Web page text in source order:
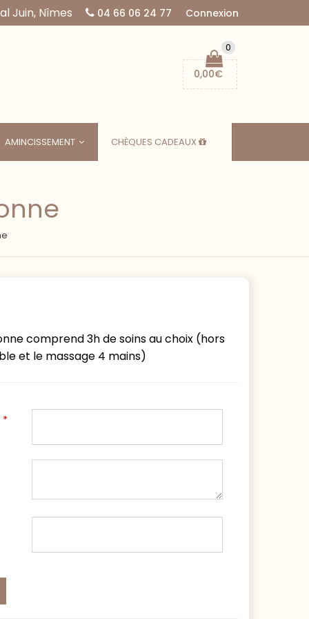
Connexion
Juin, Nîmes 04 66 06 24 77
0
0,00€
AMINCISSEMENT CHÈQUES CADEAUX
comprend 3h de soins au choix (hors
et le massage 4 mains)
*